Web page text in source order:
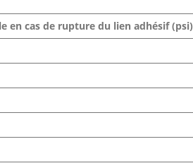
en cas de rupture du lien adhésif (psi)